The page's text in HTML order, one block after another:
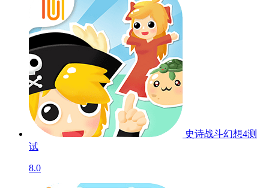
史诗战斗幻想4测
试
8.0